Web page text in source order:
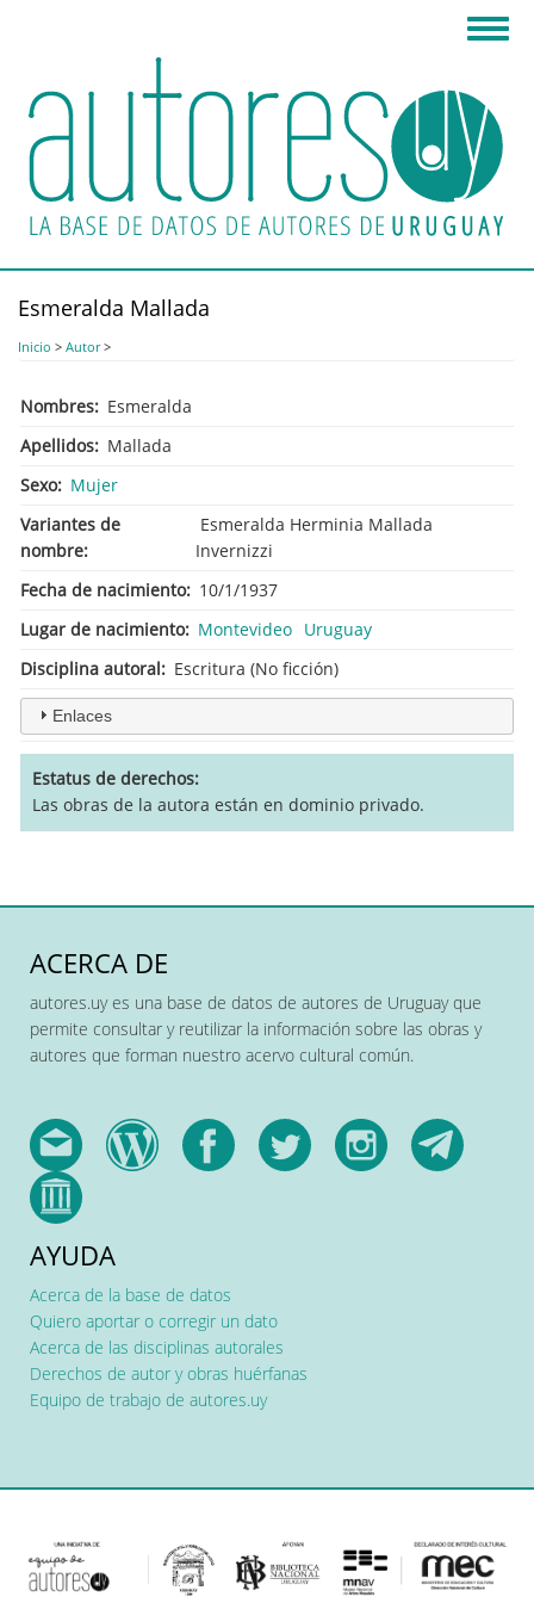
principal
Esmeralda Mallada
Inicio > Autor>
Nombres
Esmeralda
Apellidos
Mallada
Sexo
Mujer
Variantes de
nombre
Esmeralda Herminia Mallada
Invernizzi
Fecha de nacimiento
10/1/1937
Lugar de nacimiento
Montevideo Uruguay
Disciplina autoral
Escritura (No ficción)
Enlaces
Estatus de derechos
Las obras de la autora están en dominio privado.
ACERCA DE
autores.uy es una base de datos de autores de Uruguay que
permite consultar y reutilizar la información sobre las obras y
autores que forman nuestro acervo cultural común.
AYUDA
Acerca de la base de datos
Quiero aportar o corregir un dato
Acerca de las disciplinas autorales
Derechos de autor y obras huérfanas
Equipo de trabajo de autores.uy